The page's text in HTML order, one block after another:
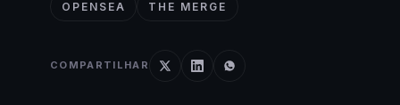
OPENSEA THE MERGE
COMPARTILHAR